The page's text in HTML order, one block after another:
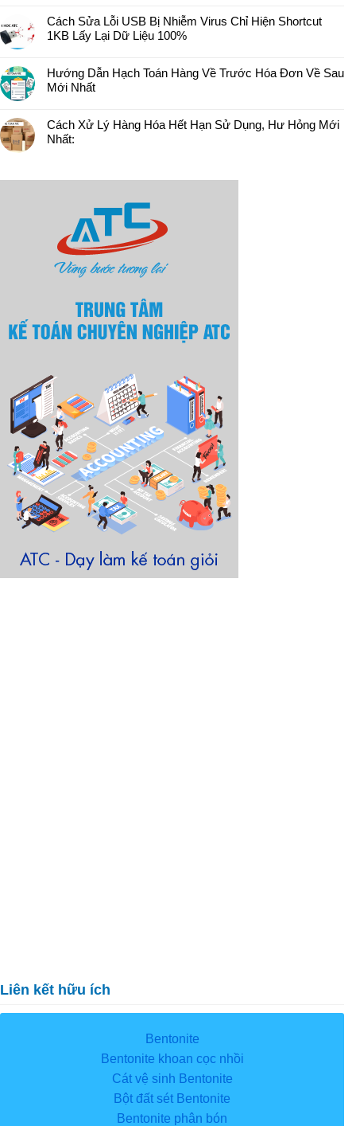
Cách Sửa Lỗi USB Bị Nhiễm Virus Chỉ Hiện Shortcut
1KB Lấy Lại Dữ Liệu 100%
Hướng Dẫn Hạch Toán Hàng Về Trước Hóa Đơn Về Sau
Mới Nhất
Cách Xử Lý Hàng Hóa Hết Hạn Sử Dụng, Hư Hỏng Mới
Nhất:
Liên kết hữu ích
Bentonite
Bentonite khoan cọc nhồi
Cát vệ sinh Bentonite
Bột đất sét Bentonite
Bentonite phân bón